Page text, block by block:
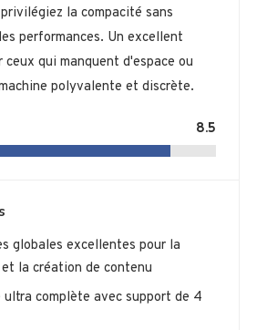
la compacité sans
performances. Un excellent
ceux qui manquent d'espace ou
polyvalente et discrète.
8.5
globales excellentes pour la
la création de contenu
ultra complète avec support de 4